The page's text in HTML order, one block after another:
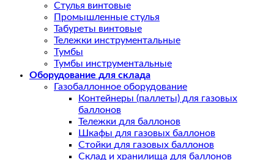
Стулья винтовые
Промышленные стулья
Табуреты винтовые
Тележки инструментальные
Тумбы
Тумбы инструментальные
Оборудование для склада
Газобаллонное оборудование
Контейнеры (паллеты) для газовых
баллонов
Тележки для баллонов
Шкафы для газовых баллонов
Стойки для газовых баллонов
Склад и хранилища для баллонов